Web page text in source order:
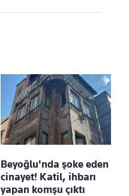
Beyoğlu'nda şoke eden
cinayet! Katil, ihbarı
yapan komşu çıktı